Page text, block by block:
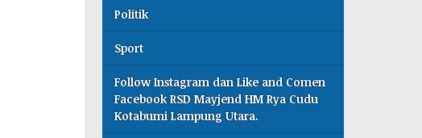
Politik
Sport
Follow Instagram dan Like and Comen
Facebook RSD Mayjend HM Rya Cudu
Kotabumi Lampung Utara.